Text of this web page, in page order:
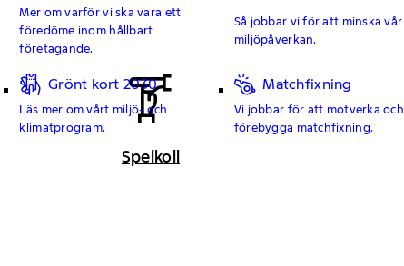
Mer om varför vi ska vara ett
föredöme inom hållbart
företagande.
Så jobbar vi för att minska vår
miljöpåverkan.
Grönt kort 2030
Läs mer om vårt miljö- och
klimatprogram.
Matchfixning
Vi jobbar för att motverka och
förebygga matchfixning.
Spelkoll